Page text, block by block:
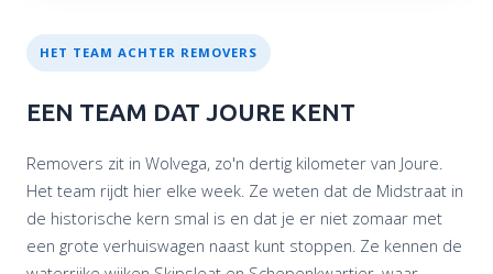
HET TEAM ACHTER REMOVERS
EEN TEAM DAT JOURE KENT
Removers zit in Wolvega, zo'n dertig kilometer van Joure.
Het team rijdt hier elke week. Ze weten dat de Midstraat in
de historische kern smal is en dat je er niet zomaar met
een grote verhuiswagen naast kunt stoppen. Ze kennen de